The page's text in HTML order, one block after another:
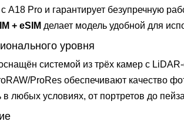
A18 Pro и гарантирует безупречную
+ eSIM делает модель удобной для
уровня
системой из трёх камер с
ProRes обеспечивают качество
в любых условиях, от портретов до